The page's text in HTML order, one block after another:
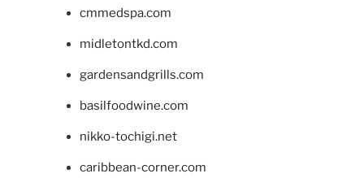
cmmedspa.com
midletontkd.com
gardensandgrills.com
basilfoodwine.com
nikko-tochigi.net
caribbean-corner.com